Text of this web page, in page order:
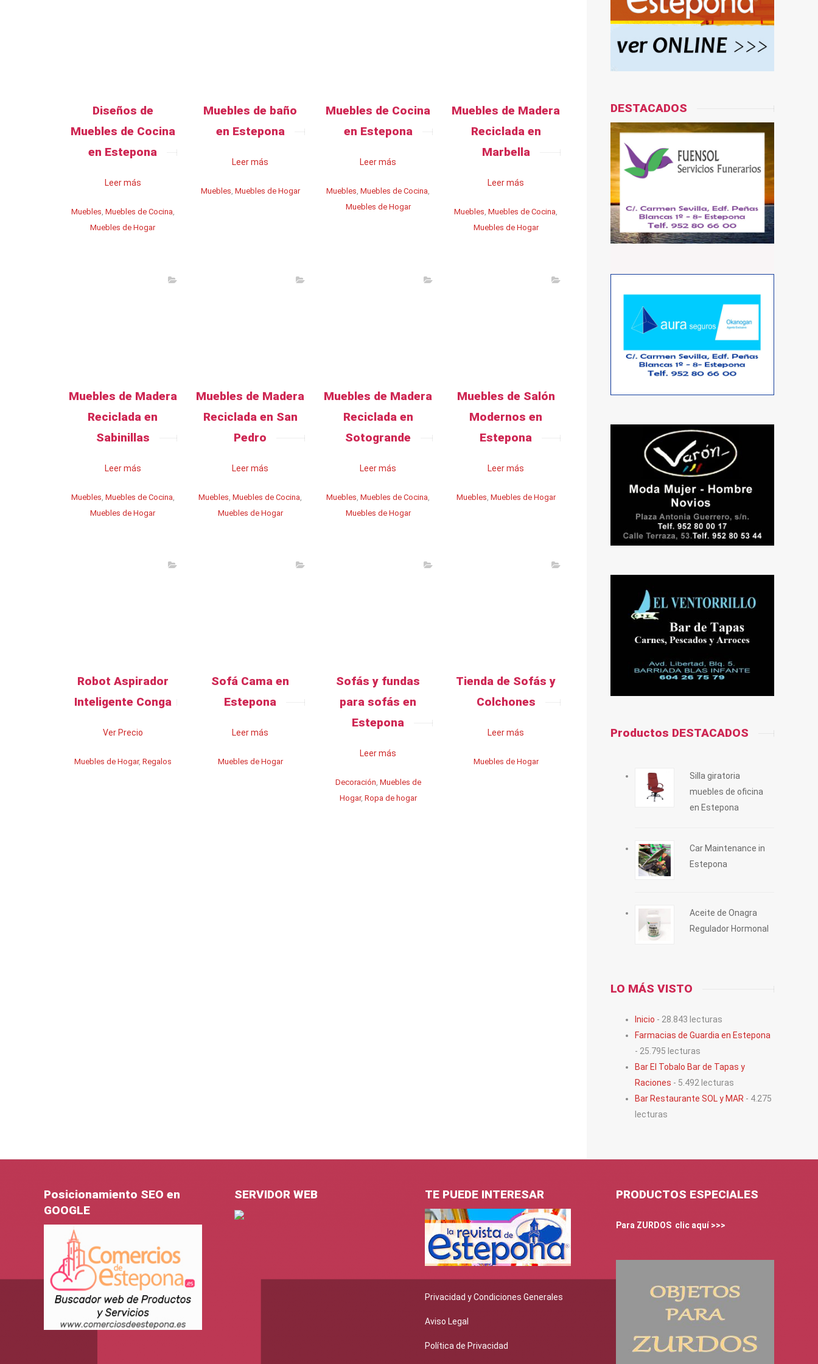
Diseños de
Muebles de Cocina
en Estepona
Leer más
Muebles, Muebles de Cocina,
Muebles de Hogar
Muebles de baño
en Estepona
Leer más
Muebles, Muebles de Hogar
Muebles de Cocina
en Estepona
Leer más
Muebles,Muebles de Cocina,
Muebles de Hogar
Muebles de Madera
Reciclada en
Marbella
Leer más
Muebles,Muebles de Cocina,
Muebles de Hogar
Muebles de Madera
Reciclada en
Sabinillas
Leer más
Muebles Muebles de Cocina
Muebles de Hogar
Muebles de Madera
Reciclada en San
Pedro
Leer más
Muebles ,Muebles de Cocina
Muebles de Hogar
Muebles de Madera
Reciclada en
Sotogrande
Leer más
Muebles ,Muebles de Cocina
Muebles de Hogar
Muebles de Salón
Modernos en
Estepona
Leer más
Muebles Muebles de Hogar
Robot Aspirador
Inteligente Conga
Ver Precio
Muebles de Hogar, Regalos
Sofá Cama en
Estepona
Leer más
Muebles de Hogar
Sofás y fundas
para sofás en
Estepona
Leer más
Decoración, Muebles de
Hogar, Ropa de hogar
Tienda de Sofás y
Colchones
Leer más
Muebles de Hogar
DESTACADOS
Productos DESTACADOS
Silla giratoria
muebles de oficina
en Estepona
Car Maintenance in
Estepona
Aceite de Onagra
Regulador Hormonal
LO MÁS VISTO
Inicio - 28.843 lecturas
Farmacias de Guardia en Estepona
- 25.795 lecturas
Bar El Tobalo Bar de Tapas y
Raciones - 5.492 lecturas
Bar Restaurante SOL y MAR - 4.275
lecturas
Posicionamiento SEO en
GOOGLE
SERVIDOR WEB TE PUEDE INTERESAR
Privacidad y Condiciones Generales
Aviso Legal
Política de Privacidad
PRODUCTOS ESPECIALES
Para ZURDOS clic aquí >>>